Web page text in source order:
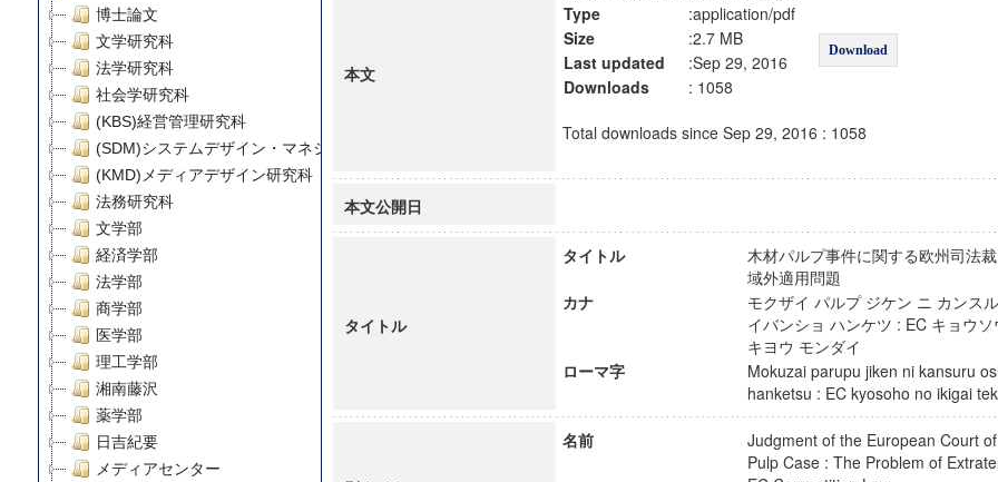
博士論文
文学研究科
法学研究科
社会学研究科
(KBS)経営管理研究科
(SDM)システムデザイン・マネジメント研究科
(KMD)メディアデザイン研究科
法務研究科
文学部
経済学部
法学部
商学部
医学部
理工学部
湘南藤沢
薬学部
日吉紀要
メディアセンター
本文
Type
:application/pdf
Download
Size
:2.7 MB
Last updated
:Sep 29, 2016
Downloads
: 1058
Total downloads since Sep 29, 2016 : 1058
本文公開日
タイトル
タイトル
木材パルプ事件に関する欧州司法
域外適用問題
カナ
モクザイ パルプ ジケン ニ カンス
イバンショ ハンケツ : EC キョウ
キヨウ モンダイ
ローマ字
Mokuzai parupu jiken ni kansuru
hanketsu : EC kyosoho no ikigai
名前
Judgment of the European Court
Pulp Case : The Problem of